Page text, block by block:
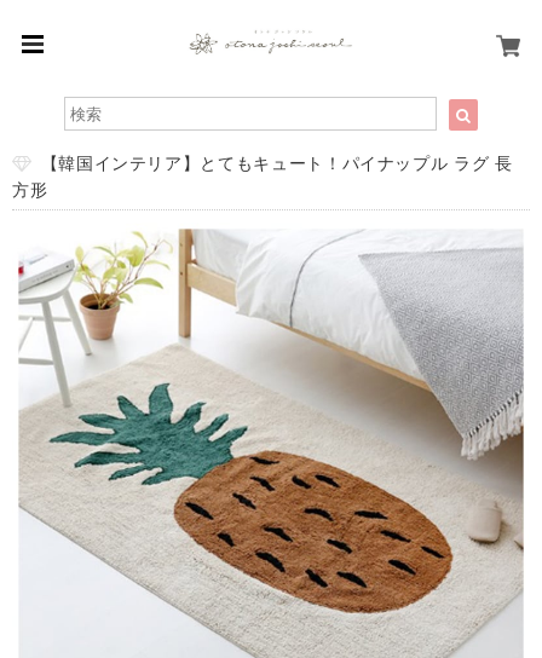
【韓国インテリア】とてもキュート！パイナップル ラグ 長
方形